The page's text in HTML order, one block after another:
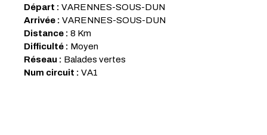
Départ : VARENNES-SOUS-DUN
Arrivée : VARENNES-SOUS-DUN
Distance : 8 Km
Difficulté : Moyen
Réseau : Balades vertes
Num circuit : VA1